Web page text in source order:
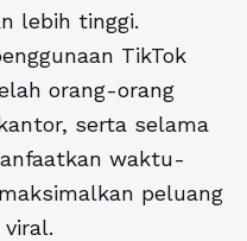
lebih tinggi.
TikTok
orang-orang
serta selama
waktu-
peluang